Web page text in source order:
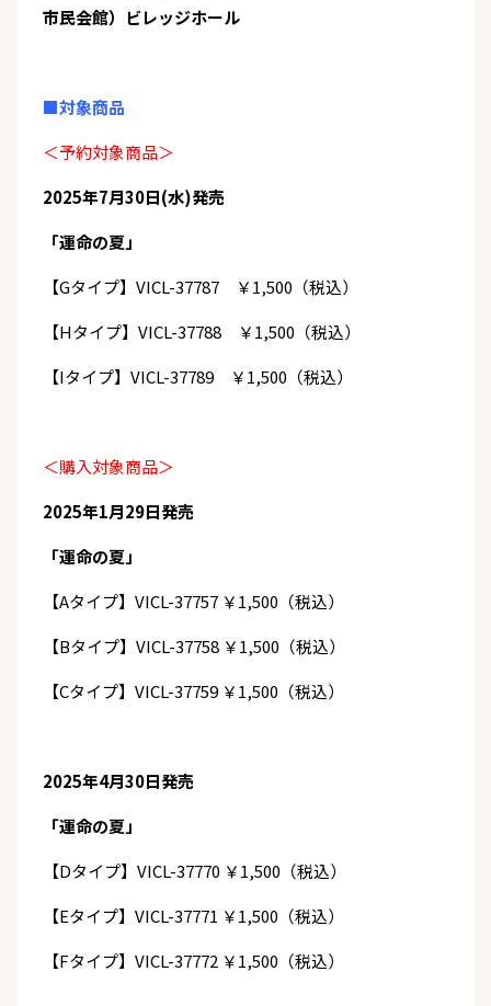
市民会館）ビレッジホール
■対象商品
＜予約対象商品＞
2025年7月30日(水)発売
「運命の夏」
【Gタイプ】VICL-37787 ￥1,500（税込）
【Hタイプ】VICL-37788 ￥1,500（税込）
【Iタイプ】VICL-37789 ￥1,500（税込）
＜購入対象商品＞
2025年1月29日発売
「運命の夏」
【Aタイプ】VICL-37757 ￥1,500（税込）
【Bタイプ】VICL-37758 ￥1,500（税込）
【Cタイプ】VICL-37759 ￥1,500（税込）
2025年4月30日発売
「運命の夏」
【Dタイプ】VICL-37770 ￥1,500（税込）
【Eタイプ】VICL-37771 ￥1,500（税込）
【Fタイプ】VICL-37772 ￥1,500（税込）